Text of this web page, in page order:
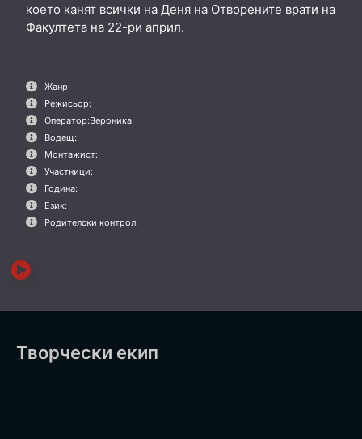
което канят всички на Деня на Отворените врати на
Факултета на 22-ри април.
Жанр:
Режисьор:
Оператор:Вероника
Водещ:
Монтажист:
Участници:
Година:
Език:
Родителски контрол:
Творчески екип